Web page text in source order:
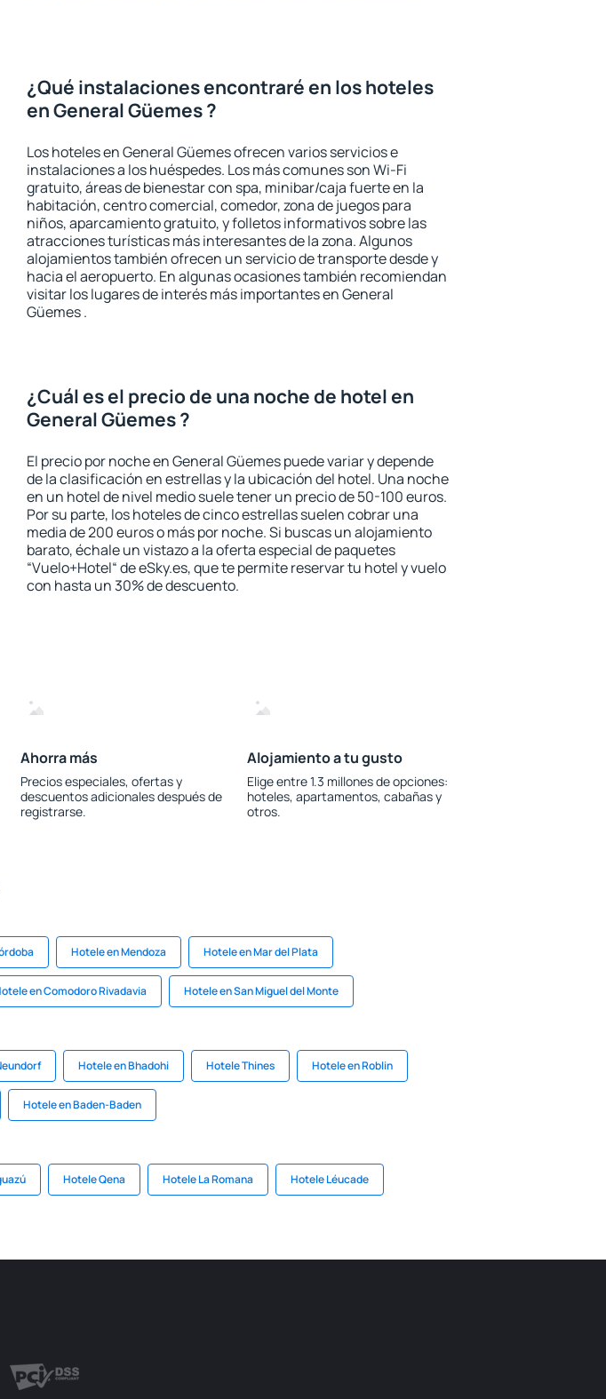
¿Qué instalaciones encontraré en los hoteles
en General Güemes ?
Los hoteles en General Güemes ofrecen varios servicios e
instalaciones a los huéspedes. Los más comunes son Wi-Fi
gratuito, áreas de bienestar con spa, minibar/caja fuerte en la
habitación, centro comercial, comedor, zona de juegos para
niños, aparcamiento gratuito, y folletos informativos sobre las
atracciones turísticas más interesantes de la zona. Algunos
alojamientos también ofrecen un servicio de transporte desde y
hacia el aeropuerto. En algunas ocasiones también recomiendan
visitar los lugares de interés más importantes en General
Güemes .
¿Cuál es el precio de una noche de hotel en
General Güemes ?
El precio por noche en General Güemes puede variar y depende
de la clasificación en estrellas y la ubicación del hotel. Una noche
en un hotel de nivel medio suele tener un precio de 50-100 euros.
Por su parte, los hoteles de cinco estrellas suelen cobrar una
media de 200 euros o más por noche. Si buscas un alojamiento
barato, échale un vistazo a la oferta especial de paquetes
“Vuelo+Hotel“ de eSky.es, que te permite reservar tu hotel y vuelo
con hasta un 30% de descuento.
Ahorra más
Precios especiales, ofertas y
descuentos adicionales después de
registrarse.
Alojamiento a tu gusto
Elige entre 1.3 millones de opciones:
hoteles, apartamentos, cabañas y
otros.
Hotele en Mendoza Hotele en Mar del Plata
en Comodoro Rivadavia Hotele en San Miguel del Monte
Hotele en Bhadohi Hotele Thines Hotele en Roblin
Hotele en Baden-Baden
Hotele Qena Hotele La Romana Hotele Léucade